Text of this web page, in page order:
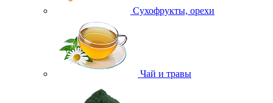
Сухофрукты, орехи
Чай и травы